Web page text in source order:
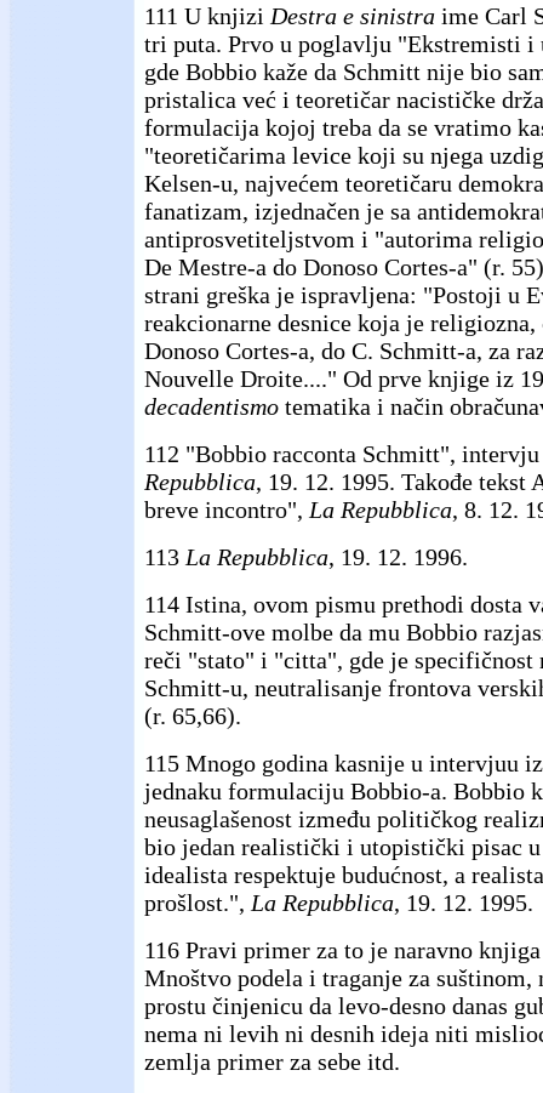
111 U knjizi Destra e sinistra ime Carl
tri puta. Prvo u poglavlju "Ekstremisti i
gde Bobbio kaže da Schmitt nije bio
pristalica već i teoretičar nacističke
formulacija kojoj treba da se vratimo
"teoretičarima levice koji su njega
Kelsen-u, najvećem teoretičaru
fanatizam, izjednačen je sa
antiprosvetiteljstvom i "autorima
De Mestre-a do Donoso Cortes-a" (r.
strani greška je ispravljena: "Postoji u
reakcionarne desnice koja je religiozna,
Donoso Cortes-a, do C. Schmitt-a, za
Nouvelle Droite...." Od prve knjige iz
decadentismo tematika i način
112 "Bobbio racconta Schmitt",
Repubblica, 19. 12. 1995. Takođe
breve incontro", La Repubblica, 8. 12.
113 La Repubblica, 19. 12. 1996.
114 Istina, ovom pismu prethodi dosta
Schmitt-ove molbe da mu Bobbio
reči "stato" i "citta", gde je specifičnost
Schmitt-u, neutralisanje frontova
(r. 65,66).
115 Mnogo godina kasnije u intervjuu
jednaku formulaciju Bobbio-a. Bobbio
neusaglašenost između političkog
bio jedan realistički i utopistički pisac
idealista respektuje budućnost, a
prošlost.", La Repubblica, 19. 12. 1995.
116 Pravi primer za to je naravno
Mnoštvo podela i traganje za suštinom,
prostu činjenicu da levo-desno danas
nema ni levih ni desnih ideja niti
zemlja primer za sebe itd.